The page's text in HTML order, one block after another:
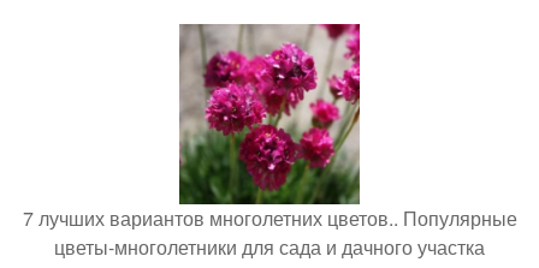
7 лучших вариантов многолетних цветов.. Популярные
цветы-многолетники для сада и дачного участка